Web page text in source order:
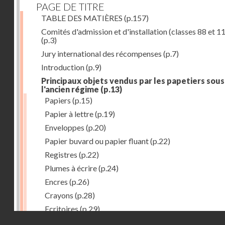
PAGE DE TITRE
TABLE DES MATIÈRES (p.157)
Comités d'admission et d'installation (classes 88 et
(p.3)
Jury international des récompenses (p.7)
Introduction(p.9)
Principaux objets vendus par les papetiers sous
l'ancien régime (p.13)
Papiers (p.15)
Papier à lettre(p.19)
Enveloppes (p.20)
Papier buvard ou papier fluant(p.22)
Registres (p.22)
Plumes à écrire(p.24)
Encres (p.26)
Crayons (p.28)
Ecritoires (p.29)